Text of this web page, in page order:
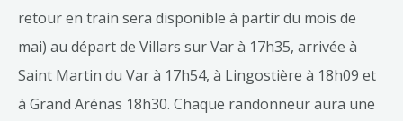
retour en train sera disponible à partir du mois de
mai) au départ de Villars sur Var à 17h35, arrivée à
Saint Martin du Var à 17h54, à Lingostière à 18h09 et
à Grand Arénas 18h30. Chaque randonneur aura une